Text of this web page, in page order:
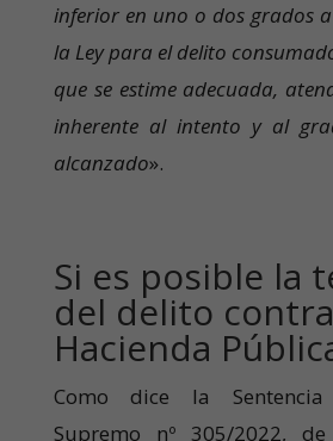
inferior en uno o dos grados
la Ley para el delito
que se estime adecuada,
inherente al intento y al
alcanzado».
Si es posible la
del delito
Hacienda
Como dice la
Supremo nº 305/2022,